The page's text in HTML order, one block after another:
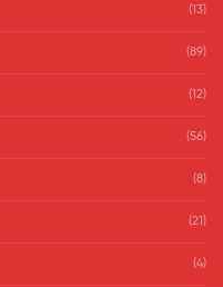
(13)
(89)
(12)
(56)
(8)
(21)
(4)